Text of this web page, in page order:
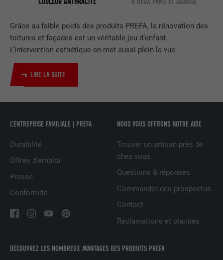
Grâce au faible poids des produits PREFA, la rénovation des
toitures et façades est un véritable jeu d’enfant.
L’intervention esthétique en met aussi plein la vue.
LIRE LA SUITE
DÉCOUVREZ LES NOMBREUX AVANTAGES DES PRODUITS PREFA
L’ENTREPRISE FAMILIALE | PREFA
Durabilité
Offres d’emploi
Presse
Conformité
NOUS VOUS OFFRONS NOTRE AIDE
Trouver un artisan près de
chez vous
Questions & réponses
Commander des prospectus
Contact
Réclamations et plaintes
EXPIRATION 2 ans
Utilisé par le service de réseau social
EXPIRATION
UTILITÉ
plusieurs sites Internet afin d'afficher de
la publicité adaptée aux préférences de
NOM lidc